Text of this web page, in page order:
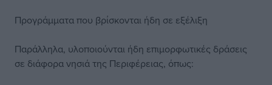
Προγράμματα που βρίσκονται ήδη σε εξέλιξη
Παράλληλα, υλοποιούνται ήδη επιμορφωτικές δράσεις
σε διάφορα νησιά της Περιφέρειας, όπως: